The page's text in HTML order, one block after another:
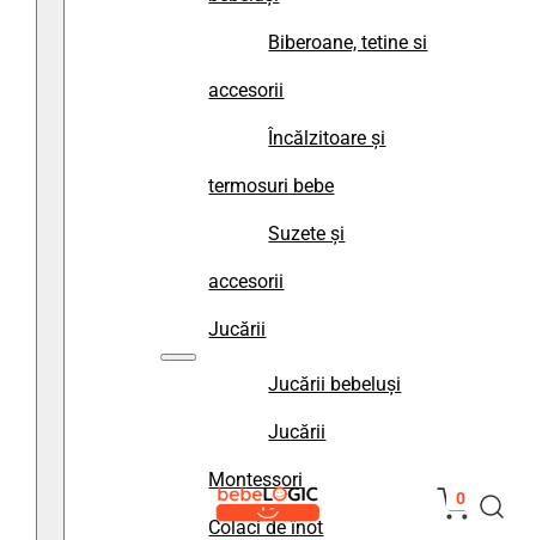
Biberoane, tetine si
accesorii
Încălzitoare și
termosuri bebe
Suzete și
accesorii
Jucării
Jucării bebeluși
Jucării
Montessori
Colaci de înot
0